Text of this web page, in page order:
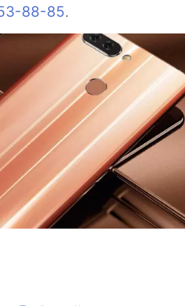
88-85.